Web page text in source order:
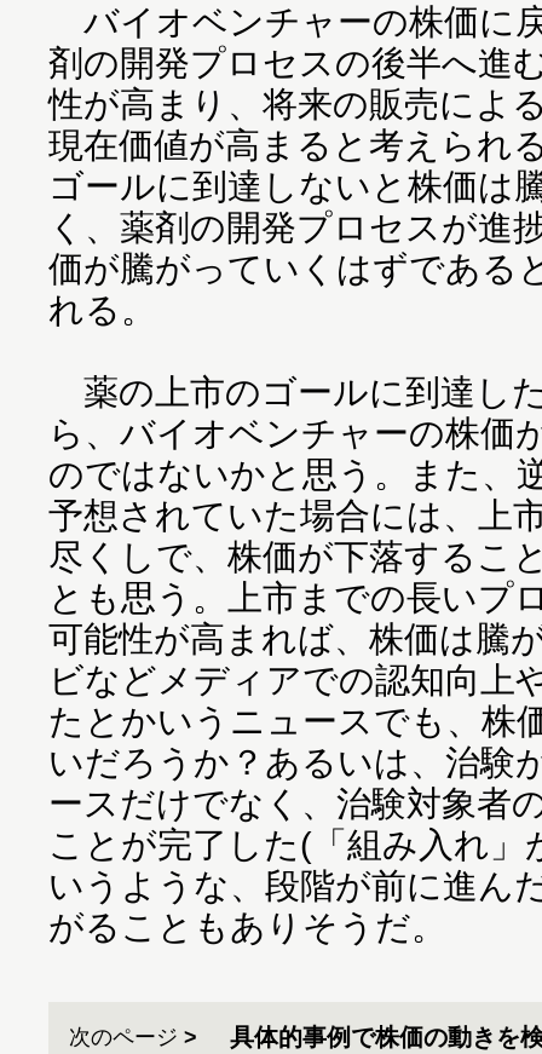
バイオベンチャーの株価に
剤の開発プロセスの後半へ進
性が高まり、将来の販売によ
現在価値が高まると考えられ
ゴールに到達しないと株価は
く、薬剤の開発プロセスが進
価が騰がっていくはずである
れる。
薬の上市のゴールに到達し
ら、バイオベンチャーの株価
のではないかと思う。また、
予想されていた場合には、上
尽くしで、株価が下落するこ
とも思う。上市までの長いプ
可能性が高まれば、株価は騰
ビなどメディアでの認知向上
たとかいうニュースでも、株
いだろうか？あるいは、治験
ースだけでなく、治験対象者
ことが完了した(「組み入れ
いうような、段階が前に進ん
がることもありそうだ。
次のページ 具体的事例で株価の動きを